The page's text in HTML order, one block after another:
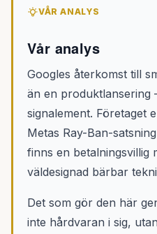
VÅR ANALYS
Vår analys
Googles återkomst till
än en produktlansering
signalement. Företaget
Metas Ray-Ban-
finns en betalningsvillig
väldesignad bärbar
Det som gör den här
inte hårdvaran i sig,